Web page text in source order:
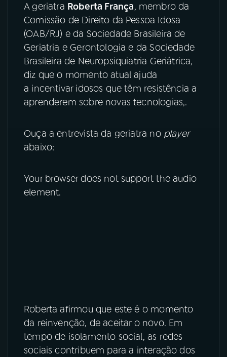
YouTube Facebook
Instagram X
TikTok
A geriatra Roberta França, membro da
Comissão de Direito da Pessoa Idosa
(OAB/RJ) e da Sociedade Brasileira de
Geriatria e Gerontologia e da Sociedade
Brasileira de Neuropsiquiatria Geriátrica,
diz que o momento atual ajuda
a incentivar idosos que têm resistência a
aprenderem sobre novas tecnologias,.
Ouça a entrevista da geriatra no player
abaixo:
Your browser does not support the audio
element.
Roberta afirmou que este é o momento
da reinvenção, de aceitar o novo. Em
tempo de isolamento social, as redes
sociais contribuem para a interação dos